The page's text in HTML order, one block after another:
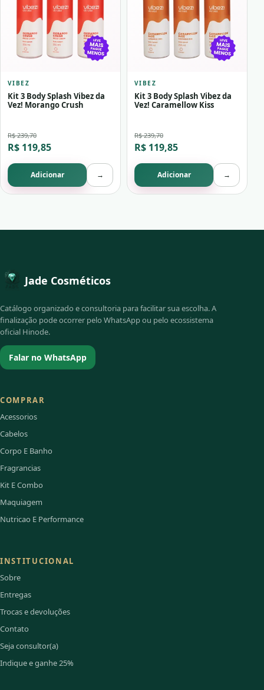
VIBEZ
Kit 3 Body Splash Vibez da
Vez! Morango Crush
R$ 239,70
R$ 119,85
Adicionar →
VIBEZ
Kit 3 Body Splash Vibez da
Vez! Caramellow Kiss
R$ 239,70
R$ 119,85
Adicionar →
Jade Cosméticos
Catálogo organizado e consultoria para facilitar sua escolha. A
finalização pode ocorrer pelo WhatsApp ou pelo ecossistema
oficial Hinode.
Falar no WhatsApp
COMPRAR
Acessorios
Cabelos
Corpo E Banho
Fragrancias
Kit E Combo
Maquiagem
Nutricao E Performance
INSTITUCIONAL
Sobre
Entregas
Trocas e devoluções
Contato
Seja consultor(a)
Indique e ganhe 25%